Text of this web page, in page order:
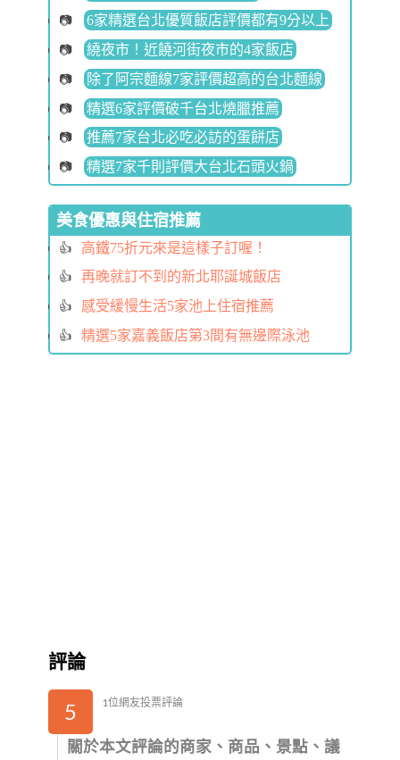
6家精選台北優質飯店評價都有9分以上
繞夜市！近饒河街夜市的4家飯店
除了阿宗麵線7家評價超高的台北麵線
精選6家評價破千台北燒臘推薦
推薦7家台北必吃必訪的蛋餅店
精選7家千則評價大台北石頭火鍋
美食優惠與住宿推薦
高鐵75折元來是這樣子訂喔！
再晚就訂不到的新北耶誕城飯店
感受緩慢生活5家池上住宿推薦
精選5家嘉義飯店第3間有無邊際泳池
評論
5 1位網友投票評論
關於本文評論的商家、商品、景點、議